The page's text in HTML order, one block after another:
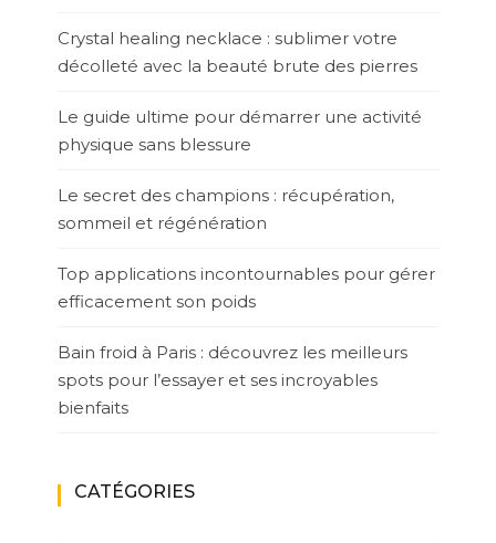
Crystal healing necklace : sublimer votre
décolleté avec la beauté brute des pierres
Le guide ultime pour démarrer une activité
physique sans blessure
Le secret des champions : récupération,
sommeil et régénération
Top applications incontournables pour gérer
efficacement son poids
Bain froid à Paris : découvrez les meilleurs
spots pour l’essayer et ses incroyables
bienfaits
CATÉGORIES